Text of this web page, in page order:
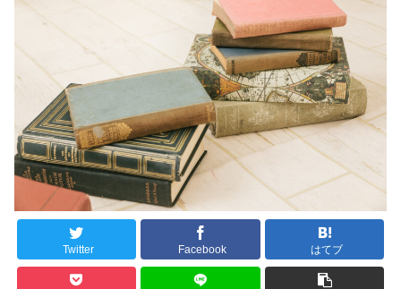
Twitter Facebook はてブ